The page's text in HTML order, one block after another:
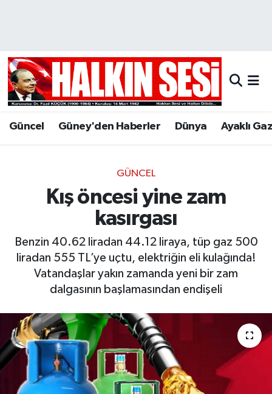
Güncel Güney'den Haberler Dünya Ayaklı
GÜNCEL
Kış öncesi yine zam
kasırgası
Benzin 40.62 liradan 44.12 liraya, tüp gaz 500
liradan 555 TL’ye uçtu, elektriğin eli kulağında!
Vatandaşlar yakın zamanda yeni bir zam
dalgasının başlamasından endişeli
Hava Durumu
Trafik Durumu
Son Dakika Haberleri